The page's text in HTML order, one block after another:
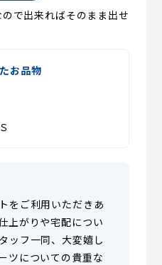
で出来ればそのまま出せ
お品物
をご利用いただきあ
上がりや宅配につい
ッフ一同、大変嬉し
ツについての貴重な